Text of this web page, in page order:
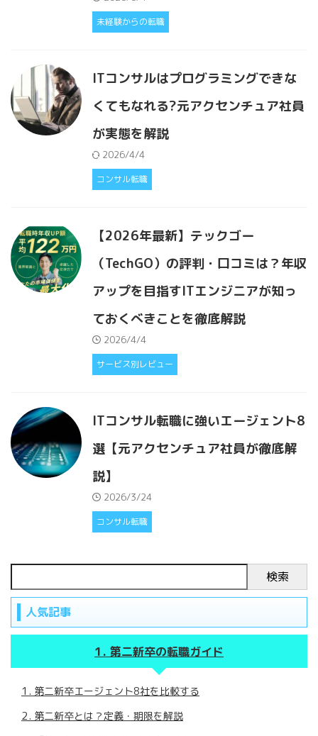
未経験からの転職
ITコンサルはプログラミングできな
くてもなれる?元アクセンチュア社員
が実態を解説
2026/4/4
コンサル転職
【2026年最新】テックゴー
（TechGO）の評判・口コミは？年収
アップを目指すITエンジニアが知っ
ておくべきことを徹底解説
2026/4/4
サービス別レビュー
ITコンサル転職に強いエージェント8
選【元アクセンチュア社員が徹底解
説】
2026/3/24
コンサル転職
検索
人気記事
第二新卒の転職ガイド
第二新卒エージェント8社を比較する
第二新卒とは？定義・期限を解説